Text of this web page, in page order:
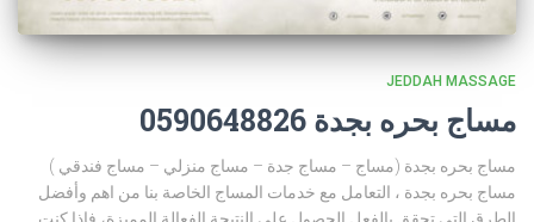
JEDDAH MASSAGE
مساج بحره بجدة 0590648826
مساج بحره بجدة (مساج – مساج جدة – مساج منزلي – مساج فندقي )
مساج بحره بجدة ، التعامل مع خدمات المساج الخاصة بنا من اهم وأفضل